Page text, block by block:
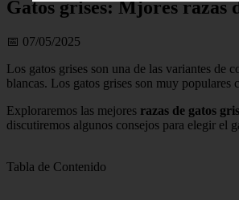
Gatos grises: Mjores razas
📅 07/05/2025
Los gatos grises son una de las variantes de
blancas. Los gatos grises son muy populares
Exploraremos las mejores razas de gatos
discutiremos algunos consejos para elegir el
Tabla de Contenido